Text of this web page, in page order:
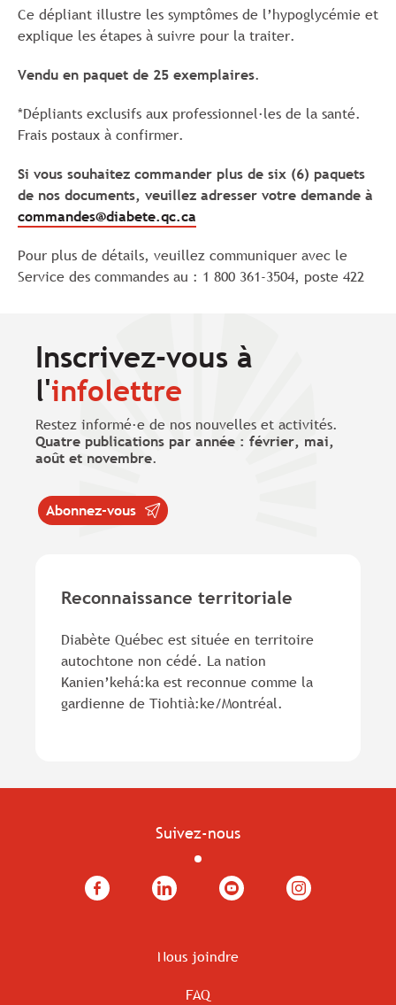
un
nouvel
onglet.
Hypoglycemie-
FR_11_2025_web
(format
taille
742
Ko).
va
s'ouvrir
dans
nouvel
Ce dépliant illustre les symptômes de l’hypoglycémie et
explique les étapes à suivre pour la traiter.
Vendu en paquet de 25 exemplaires.
*Dépliants exclusifs aux professionnel·les de la santé.
Frais postaux à confirmer.
Si vous souhaitez commander plus de six (6) paquets
de nos documents, veuillez adresser votre demande à
commandes@diabete.qc.ca
Pour plus de détails, veuillez communiquer avec le
Service des commandes au : 1 800 361-3504, poste 422
Inscrivez-vous à
l'infolettre
Restez informé·e de nos nouvelles et activités.
Quatre publications par année : février, mai,
août et novembre.
Abonnez-vous
Reconnaissance territoriale
Diabète Québec est située en territoire
autochtone non cédé. La nation
Kanien’kehá:ka est reconnue comme la
gardienne de Tiohtià:ke/Montréal.
Suivez-nous
Facebook LinkedIn YouTube Instagram
Nous joindre
FAQ